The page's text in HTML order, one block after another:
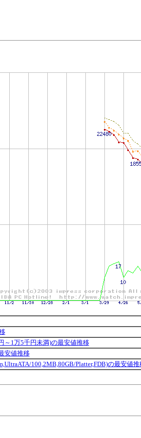
～1万5千円未満)の最安値推移
安値推移
100,2MB,80GB/Platter,FDB)の最安値推